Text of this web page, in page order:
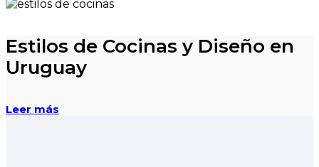
Estilos de Cocinas y Diseño en
Uruguay
Leer más